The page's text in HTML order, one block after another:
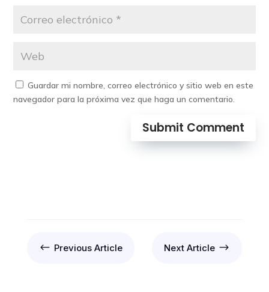
Guardar mi nombre, correo electrónico y sitio web en este
navegador para la próxima vez que haga un comentario.
Submit Comment
# Previous Article Next Article $